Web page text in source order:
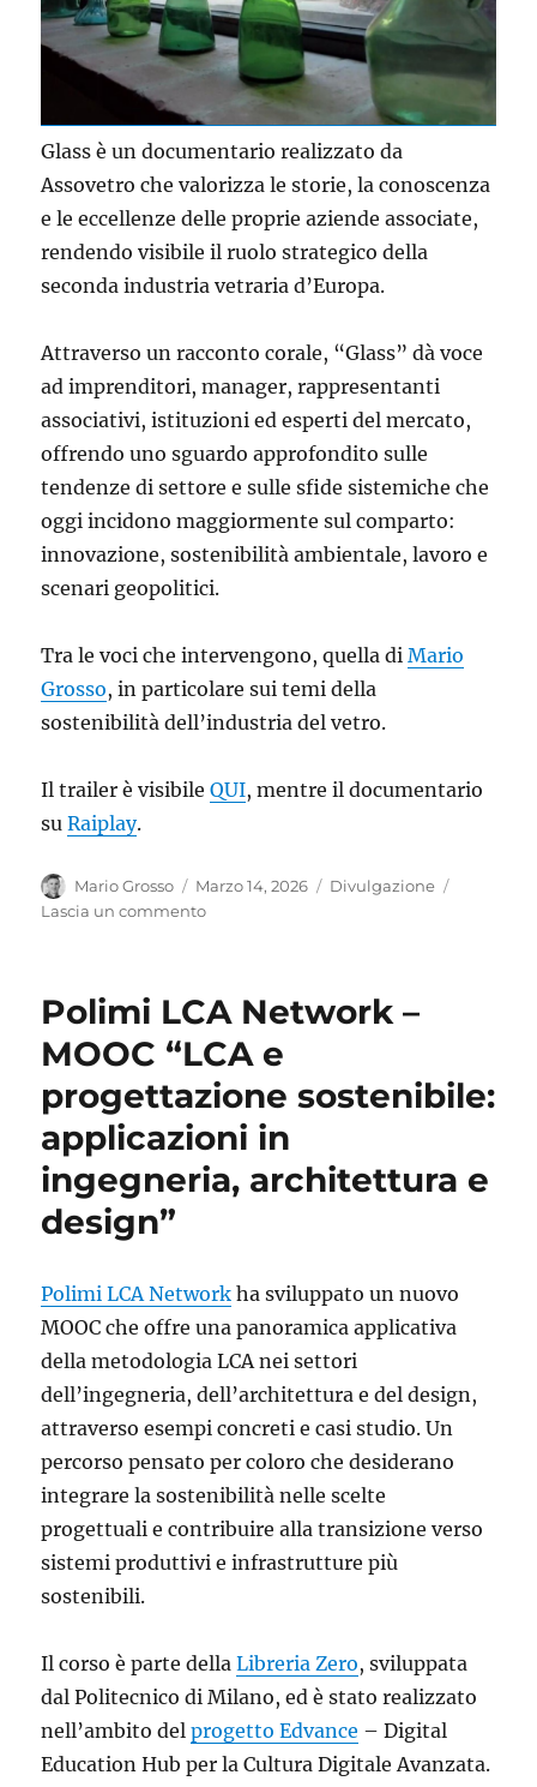
Glass è un documentario realizzato da
Assovetro che valorizza le storie, la conoscenza
e le eccellenze delle proprie aziende associate,
rendendo visibile il ruolo strategico della
seconda industria vetraria d’Europa.
Attraverso un racconto corale, “Glass” dà voce
ad imprenditori, manager, rappresentanti
associativi, istituzioni ed esperti del mercato,
offrendo uno sguardo approfondito sulle
tendenze di settore e sulle sfide sistemiche che
oggi incidono maggiormente sul comparto:
innovazione, sostenibilità ambientale, lavoro e
scenari geopolitici.
Tra le voci che intervengono, quella diMario
Grosso, in particolare sui temi della
sostenibilità dell’industria del vetro.
Il trailer è visibileQUI, mentre il documentario
suRaiplay.
Autore
Mario Grosso
Pubblicato
il
Marzo 14, 2026 Categorie
Divulgazione
Lascia un commentosu
nell’industria
vetro
italiana
con
un
occhio
alla
Polimi LCA Network –
MOOC “LCA e
progettazione sostenibile:
applicazioni in
ingegneria, architettura e
design”
Polimi LCA Network ha sviluppato un nuovo
MOOC che offre una panoramica applicativa
della metodologia LCA nei settori
dell’ingegneria, dell’architettura e del design,
attraverso esempi concreti e casi studio. Un
percorso pensato per coloro che desiderano
integrare la sostenibilità nelle scelte
progettuali e contribuire alla transizione verso
sistemi produttivi e infrastrutture più
sostenibili.
Il corso è parte dellaLibreria Zero, sviluppata
dal Politecnico di Milano, ed è stato realizzato
nell’ambito delprogetto Edvance – Digital
Education Hub per la Cultura Digitale Avanzata.